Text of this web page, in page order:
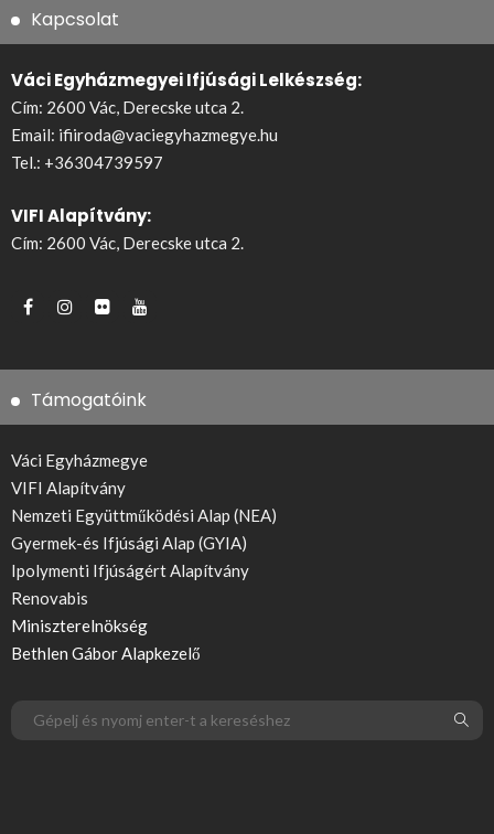
Kapcsolat
Váci Egyházmegyei Ifjúsági Lelkészség:
Cím: 2600 Vác, Derecske utca 2.
Email: ifiiroda@vaciegyhazmegye.hu
Tel.: +36304739597
VIFI Alapítvány:
Cím: 2600 Vác, Derecske utca 2.
Támogatóink
Váci Egyházmegye
VIFI Alapítvány
Nemzeti Együttműködési Alap (NEA)
Gyermek-és Ifjúsági Alap (GYIA)
Ipolymenti Ifjúságért Alapítvány
Renovabis
Miniszterelnökség
Bethlen Gábor Alapkezelő